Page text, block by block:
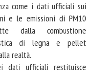
come i dati ufficiali sui
e le emissioni di PM10
dalla combustione
di legna e pellet
realtà.
ufficiali restituisce